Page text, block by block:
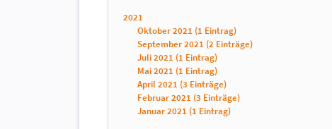
2021
Oktober 2021 (1 Eintrag)
September 2021 (2 Einträge)
Juli 2021 (1 Eintrag)
Mai 2021 (1 Eintrag)
April 2021 (3 Einträge)
Februar 2021 (3 Einträge)
Januar 2021 (1 Eintrag)